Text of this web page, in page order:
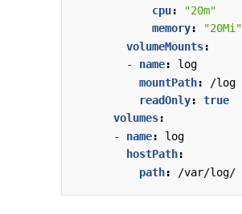
cpu:
"20m"
memory:
"20Mi"
volumeMounts:
- name:
log
mountPath:
/log
readOnly:
true
volumes:
- name:
log
hostPath:
path: /var/log/